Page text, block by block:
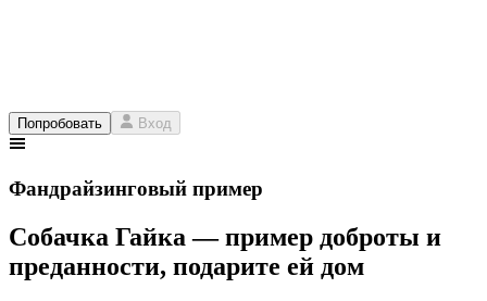
Попробовать Вход
Фандрайзинговый пример
Собачка Гайка — пример доброты и
преданности, подарите ей дом